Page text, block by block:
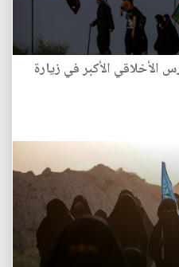
الأخلاقي الأكبر في زيارة